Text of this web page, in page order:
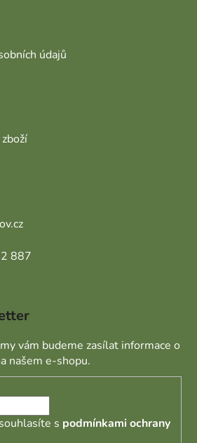
údajů
887
vám budeme zasílat informace o
našem e-shopu.
s podmínkami ochrany